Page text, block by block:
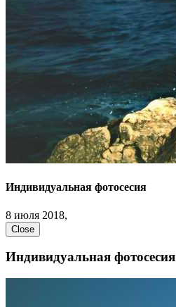
Индивидуальная фотосесия
8 июля 2018,
Close
Индивидуальная фотосесия